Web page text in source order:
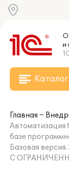
и
Каталог
Главная
Автоматизация
базе
Базовая
С